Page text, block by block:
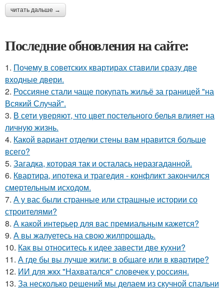
читать дальше →
Последние обновления на сайте:
1. Почему в советских квартирах ставили сразу две
входные двери.
2. Россияне стали чаще покупать жильё за границей "на
Всякий Случай".
3. В сети уверяют, что цвет постельного белья влияет на
личную жизнь.
4. Какой вариант отделки стены вам нравится больше
всего?
5. Загадка, которая так и осталась неразгаданной.
6. Квартира, ипотека и трагедия - конфликт закончился
смертельным исходом.
7. А у вас были странные или страшные истории со
строителями?
8. А какой интерьер для вас премиальным кажется?
9. А вы жалуетесь на свою жилпрощадь.
10. Как вы относитесь к идее завести две кухни?
11. А где бы вы лучше жили: в общаге или в квартире?
12. ИИ для жкх "Нахватался" словечек у россиян.
13. За несколько решений мы делаем из скучной спальни